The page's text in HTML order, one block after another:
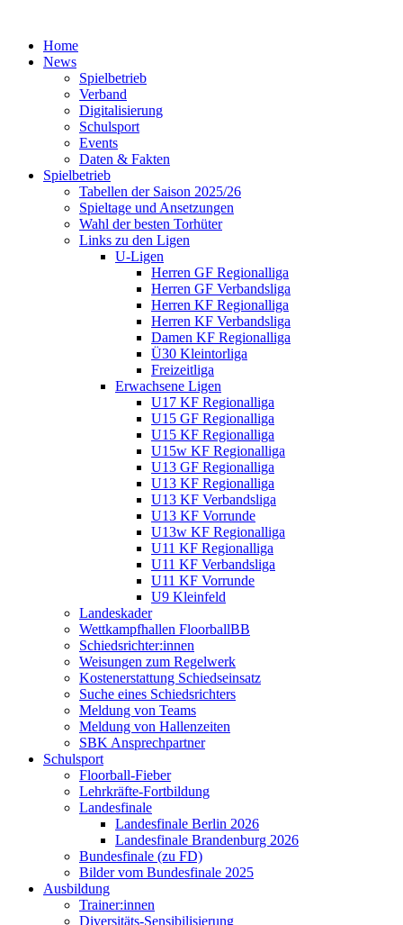
Home
News
Spielbetrieb
Verband
Digitalisierung
Schulsport
Events
Daten & Fakten
Spielbetrieb
Tabellen der Saison 2025/26
Spieltage und Ansetzungen
Wahl der besten Torhüter
Links zu den Ligen
U-Ligen
Herren GF Regionalliga
Herren GF Verbandsliga
Herren KF Regionalliga
Herren KF Verbandsliga
Damen KF Regionalliga
Ü30 Kleintorliga
Freizeitliga
Erwachsene Ligen
U17 KF Regionalliga
U15 GF Regionalliga
U15 KF Regionalliga
U15w KF Regionalliga
U13 GF Regionalliga
U13 KF Regionalliga
U13 KF Verbandsliga
U13 KF Vorrunde
U13w KF Regionalliga
U11 KF Regionalliga
U11 KF Verbandsliga
U11 KF Vorrunde
U9 Kleinfeld
Landeskader
Wettkampfhallen FloorballBB
Schiedsrichter:innen
Weisungen zum Regelwerk
Kostenerstattung Schiedseinsatz
Suche eines Schiedsrichters
Meldung von Teams
Meldung von Hallenzeiten
SBK Ansprechpartner
Schulsport
Floorball-Fieber
Lehrkräfte-Fortbildung
Landesfinale
Landesfinale Berlin 2026
Landesfinale Brandenburg 2026
Bundesfinale (zu FD)
Bilder vom Bundesfinale 2025
Ausbildung
Trainer:innen
Diversitäts-Sensibilisierung